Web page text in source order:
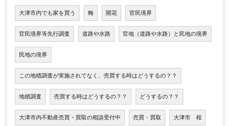
大津市内でも家を買う 梅 開花 官民境界
官民境界等先行調査 道路や水路 官地（道路や水路）と民地の境界
民地の境界
この地積調査が実施されてなく、売買する時はどうするの？？
地積調査 売買する時はどうするの？？ どうするの？？
大津市内不動産売買・買取の相談受付中 売買・買取 大津市 桜